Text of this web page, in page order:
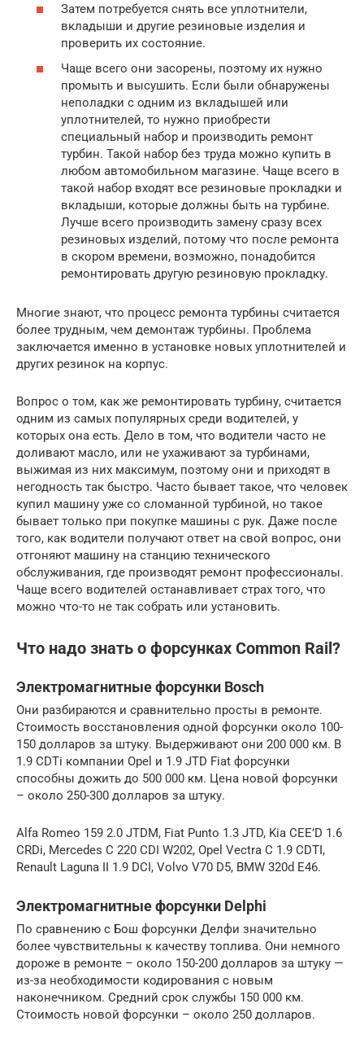
Затем потребуется снять все уплотнители,
вкладыши и другие резиновые изделия и
проверить их состояние.
Чаще всего они засорены, поэтому их нужно
промыть и высушить. Если были обнаружены
неполадки с одним из вкладышей или
уплотнителей, то нужно приобрести
специальный набор и производить ремонт
турбин. Такой набор без труда можно купить в
любом автомобильном магазине. Чаще всего в
такой набор входят все резиновые прокладки и
вкладыши, которые должны быть на турбине.
Лучше всего производить замену сразу всех
резиновых изделий, потому что после ремонта
в скором времени, возможно, понадобится
ремонтировать другую резиновую прокладку.
Многие знают, что процесс ремонта турбины считается
более трудным, чем демонтаж турбины. Проблема
заключается именно в установке новых уплотнителей и
других резинок на корпус.
Вопрос о том, как же ремонтировать турбину, считается
одним из самых популярных среди водителей, у
которых она есть. Дело в том, что водители часто не
доливают масло, или не ухаживают за турбинами,
выжимая из них максимум, поэтому они и приходят в
негодность так быстро. Часто бывает такое, что человек
купил машину уже со сломанной турбиной, но такое
бывает только при покупке машины с рук. Даже после
того, как водители получают ответ на свой вопрос, они
отгоняют машину на станцию технического
обслуживания, где производят ремонт профессионалы.
Чаще всего водителей останавливает страх того, что
можно что-то не так собрать или установить.
Что надо знать о форсунках Common Rail?
Электромагнитные форсунки Bosch
Они разбираются и сравнительно просты в ремонте.
Стоимость восстановления одной форсунки около 100-
150 долларов за штуку. Выдерживают они 200 000 км. В
1.9 CDTi компании Opel и 1.9 JTD Fiat форсунки
способны дожить до 500 000 км. Цена новой форсунки
– около 250-300 долларов за штуку.
Alfa Romeo 159 2.0 JTDM, Fiat Punto 1.3 JTD, Kia CEE’D 1.6
CRDi, Mercedes C 220 CDI W202, Opel Vectra C 1.9 CDTI,
Renault Laguna II 1.9 DCI, Volvo V70 D5, BMW 320d E46.
Электромагнитные форсунки Delphi
По сравнению с Бош форсунки Делфи значительно
более чувствительны к качеству топлива. Они немного
дороже в ремонте – около 150-200 долларов за штуку —
из-за необходимости кодирования с новым
наконечником. Средний срок службы 150 000 км.
Стоимость новой форсунки – около 250 долларов.